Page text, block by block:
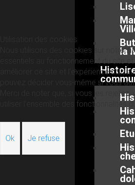
la
Utilisation des cookies
Nous utilisons des cookies sur notre
essentiels au fonctionnement du site
améliorer ce site et l’expérience
pouvez décider vous-même si vous
Merci de noter que, si vous les
utiliser l’ensemble des fonctionnalités
Ok Je refuse